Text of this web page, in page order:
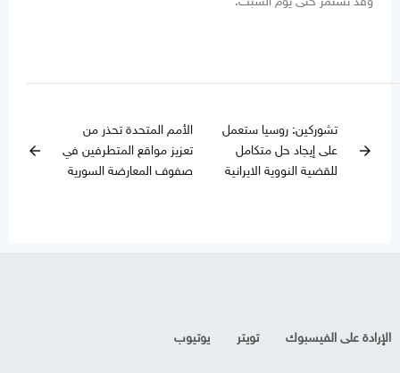
arrow_forward
تشوركين: روسيا ستعمل
على إيجاد حل متكامل
للقضية النووية الايرانية
الأمم المتحدة تحذر من
تعزيز مواقع المتطرفين في
صفوف المعارضة السورية
arrow_back
الإرادة على الفيسبوك تويتر يوتيوب